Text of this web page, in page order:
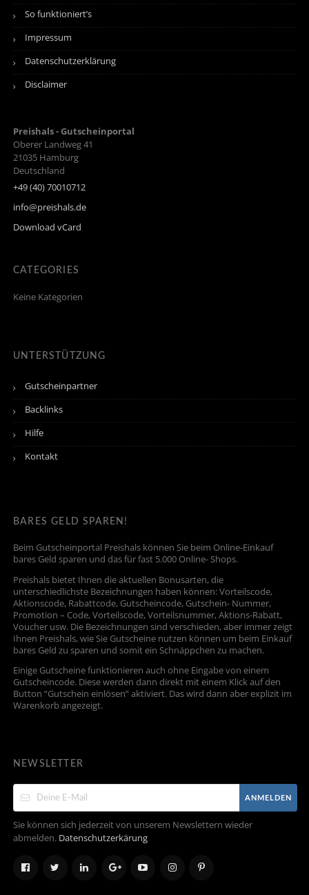
So funktioniert’s
Impressum
Datenschutzerklärung
Disclaimer
Preishals - Gutscheinportal
Oberer Landweg 41
21035 Hamburg
Deutschland
+49 (40) 70010712
info@preishals.de
Download vCard
CATEGORIES
Keine Kategorien
UNTERSTÜTZUNG
Gutscheinpartner
Backlinks
Hilfe
Kontakt
BARES GELD SPAREN!
Beim Gutscheinportal Preishals können Sie beim Online-Einkauf
bares Geld sparen und das für fast 5.000 Online- Shops.
Preishals bietet Ihnen die aktuellen Bonusarten, die
unterschiedlichste Bezeichnungen haben können: Vorteilscode,
Aktionscode, Rabattcode, Gutscheincode, Gutschein- Nummer,
Promotion – Code, Vorteilscode, Vorteilsnummer, Aktions-Rabatt,
Voucher usw. Die Bezeichnungen sind verschieden, aber immer zeigt
Ihnen Preishals, wie Sie Gutscheine nutzen können um beim Einkauf
bares Geld zu sparen und somit ein Schnäppchen zu machen.
Einige Gutscheine funktionieren auch ohne Eingabe von einem
Gutscheincode. Diese werden dann direkt mit einem Klick auf den
Button “Gutschein einlösen” aktiviert. Das wird dann aber explizit im
Warenkorb angezeigt.
NEWSLETTER
ANMELDEN
Sie können sich jederzeit von unserem Newslettern wieder
abmelden. Datenschutzerkärung